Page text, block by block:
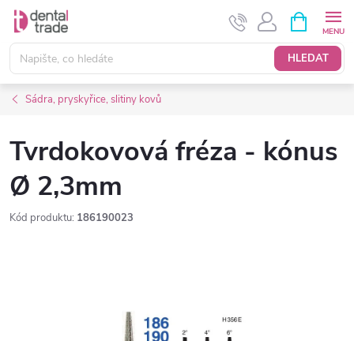
Přejít
obsah
HLEDAT
NÁKUPNÍ
KOŠÍK
Sádra, pryskyřice, slitiny kovů
Tvrdokovová fréza - kónus
Ø 2,3mm
Kód produktu: 186190023